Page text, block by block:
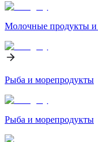
Молочные продукты и
Рыба и морепродукты
Рыба и морепродукты